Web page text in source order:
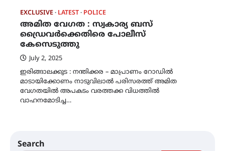
EXCLUSIVE LATEST POLICE
അമിത വേഗത : സ്വകാര്യ ബസ്
ഡ്രൈവർക്കെതിരെ പോലീസ്
കേസെടുത്തു
July 2, 2025
ഇരിങ്ങാലക്കുട : നന്തിക്കര‍ – മാപ്രാണം‍ റോഡിൽ
മാടായിക്കോണം നാടുവിലാൽ പരിസരത്ത് അമിത
വേഗതയിൽ അപകടം വരത്തക്ക വിധത്തില്‍
വാഹനമോടിച്ച…
Search